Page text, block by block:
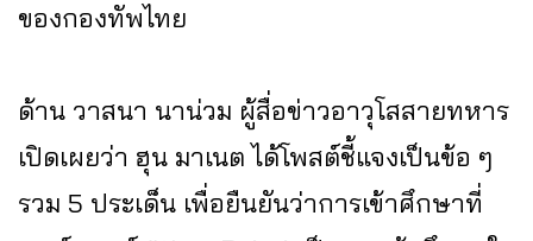
ของกองทัพไทย
ด้าน วาสนา นาน่วม ผู้สื่อข่าวอาวุโสสายทหาร
เปิดเผยว่า ฮุน มาเนต ได้โพสต์ชี้แจงเป็นข้อ ๆ
รวม 5 ประเด็น เพื่อยืนยันว่าการเข้าศึกษาที่